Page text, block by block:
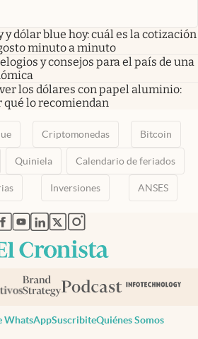
y dólar blue hoy: cuál es la cotización
minuto a minuto
y consejos para el país de una
los dólares con papel aluminio:
qué lo recomiendan
Criptomonedas Bitcoin
Quiniela Calendario de feriados
Inversiones ANSES
abre en nueva pestaña
abre en nueva pestaña
abre en nueva pestaña
abre en nueva pestaña
abre en nueva pestaña
WhatsAppSuscribiteQuiénes Somos